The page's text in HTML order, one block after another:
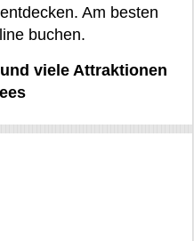
Am besten
buchen.
viele Attraktionen